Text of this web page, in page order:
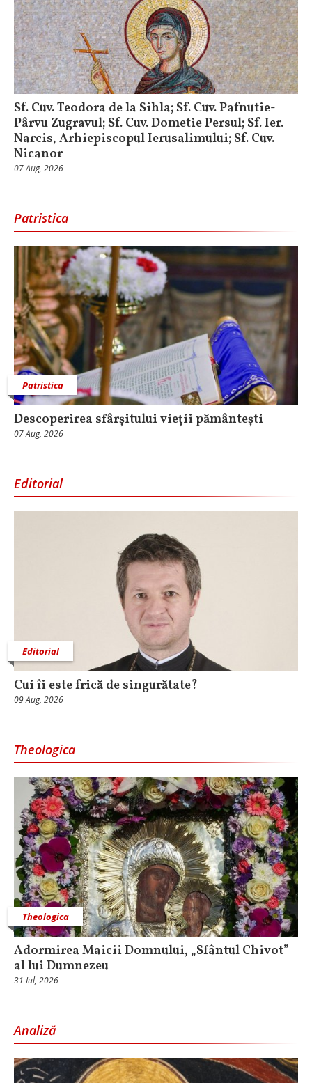
Sf. Cuv. Teodora de la Sihla; Sf. Cuv. Pafnutie-
Pârvu Zugravul; Sf. Cuv. Dometie Persul; Sf. Ier.
Narcis, Arhiepiscopul Ierusalimului; Sf. Cuv.
Nicanor
07 Aug, 2026
Patristica
Patristica
Descoperirea sfârșitului vieții pământești
07 Aug, 2026
Editorial
Editorial
Cui îi este frică de singurătate?
09 Aug, 2026
Theologica
Theologica
Adormirea Maicii Domnului, „Sfântul Chivot”
al lui Dumnezeu
31 Iul, 2026
Analiză